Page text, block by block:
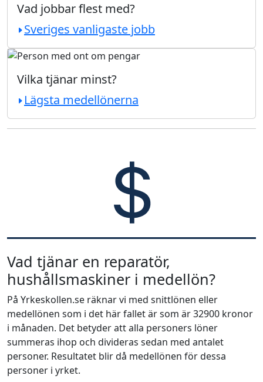
Vad jobbar flest med?
Sveriges vanligaste jobb
Vilka tjänar minst?
Lägsta medellönerna
Vad tjänar en reparatör,
hushållsmaskiner i medellön?
På Yrkeskollen.se räknar vi med snittlönen eller
medellönen som i det här fallet är som är 32900 kronor
i månaden. Det betyder att alla personers löner
summeras ihop och divideras sedan med antalet
personer. Resultatet blir då medellönen för dessa
personer i yrket.